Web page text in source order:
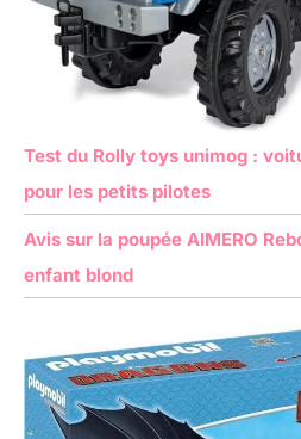
Test du Rolly toys unimog :
pour les petits pilotes
Avis sur la poupée AIMERO
enfant blond